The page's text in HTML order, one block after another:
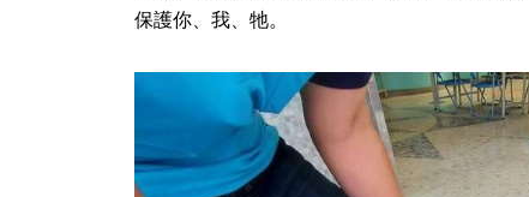
保護你、我、牠。